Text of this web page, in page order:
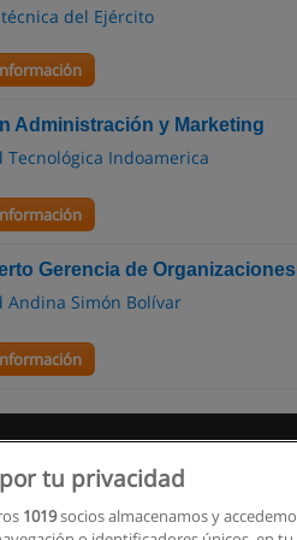
del Ejército
Administración y Marketing
Tecnológica Indoamerica
Gerencia de
Andina Simón Bolívar
tu privacidad
1019socios almacenamos y